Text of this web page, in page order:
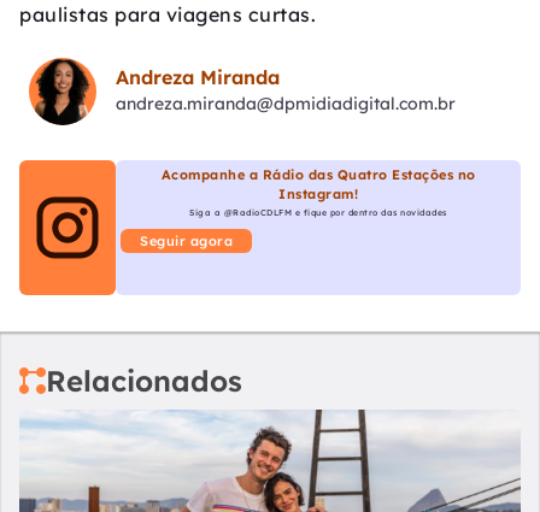
paulistas para viagens curtas.
Andreza Miranda
andreza.miranda@dpmidiadigital.com.br
Acompanhe a Rádio das Quatro Estações no
Instagram!
Siga a @RadioCDLFM e fique por dentro das novidades
Seguir agora
Relacionados